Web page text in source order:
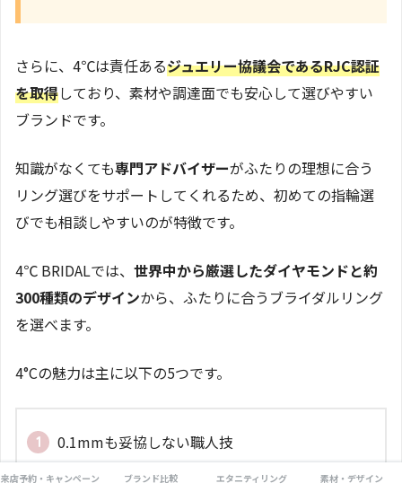
さらに、4℃は責任あるジュエリー協議会であるRJC認証
を取得しており、素材や調達面でも安心して選びやすい
ブランドです。
知識がなくても専門アドバイザーがふたりの理想に合う
リング選びをサポートしてくれるため、初めての指輪選
びでも相談しやすいのが特徴です。
4℃ BRIDALでは、 世界中から厳選したダイヤモンドと約
300種類のデザインから、ふたりに合うブライダルリング
を選べます。
4°Cの魅力は主に以下の5つです。
0.1mmも妥協しない職人技
時を超えて愛されるデザイン
来店予約・キャンペーン ブランド比較 エタニティリング 素材・デザイン